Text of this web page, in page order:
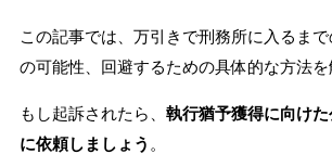
ご依頼者からのお手紙
無料相談の口コミ評判
この記事では、万引きで刑務所に入るま
の可能性、回避するための具体的な方法を
もし起訴されたら、 執行猶予獲得に向け
に依頼しましょう 。